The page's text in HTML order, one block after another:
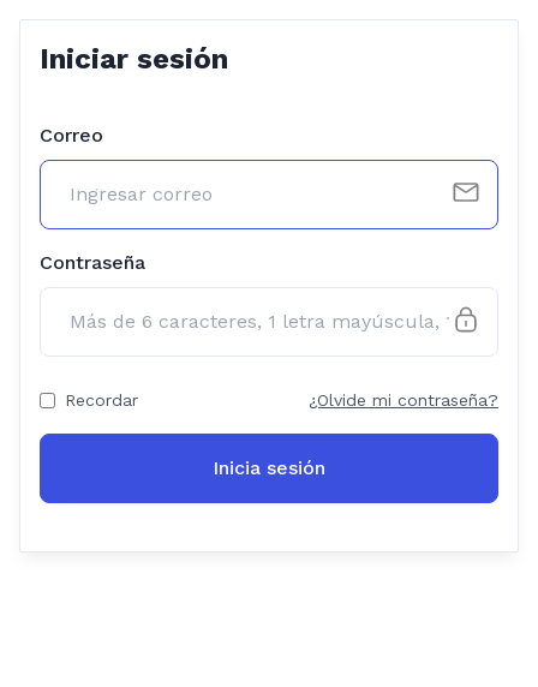
Iniciar sesión
Correo
Contraseña
Recordar ¿Olvide mi contraseña?